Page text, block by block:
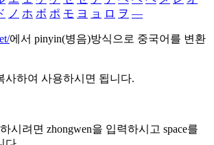
ド ノ ホ ボ ポ モ ヨ ョ ロ ヲ ―
에서 pinyin(병음)방식으로 중국어를 변환
사하여 사용하시면 됩니다.
시려면 zhongwen을 입력하시고 space를